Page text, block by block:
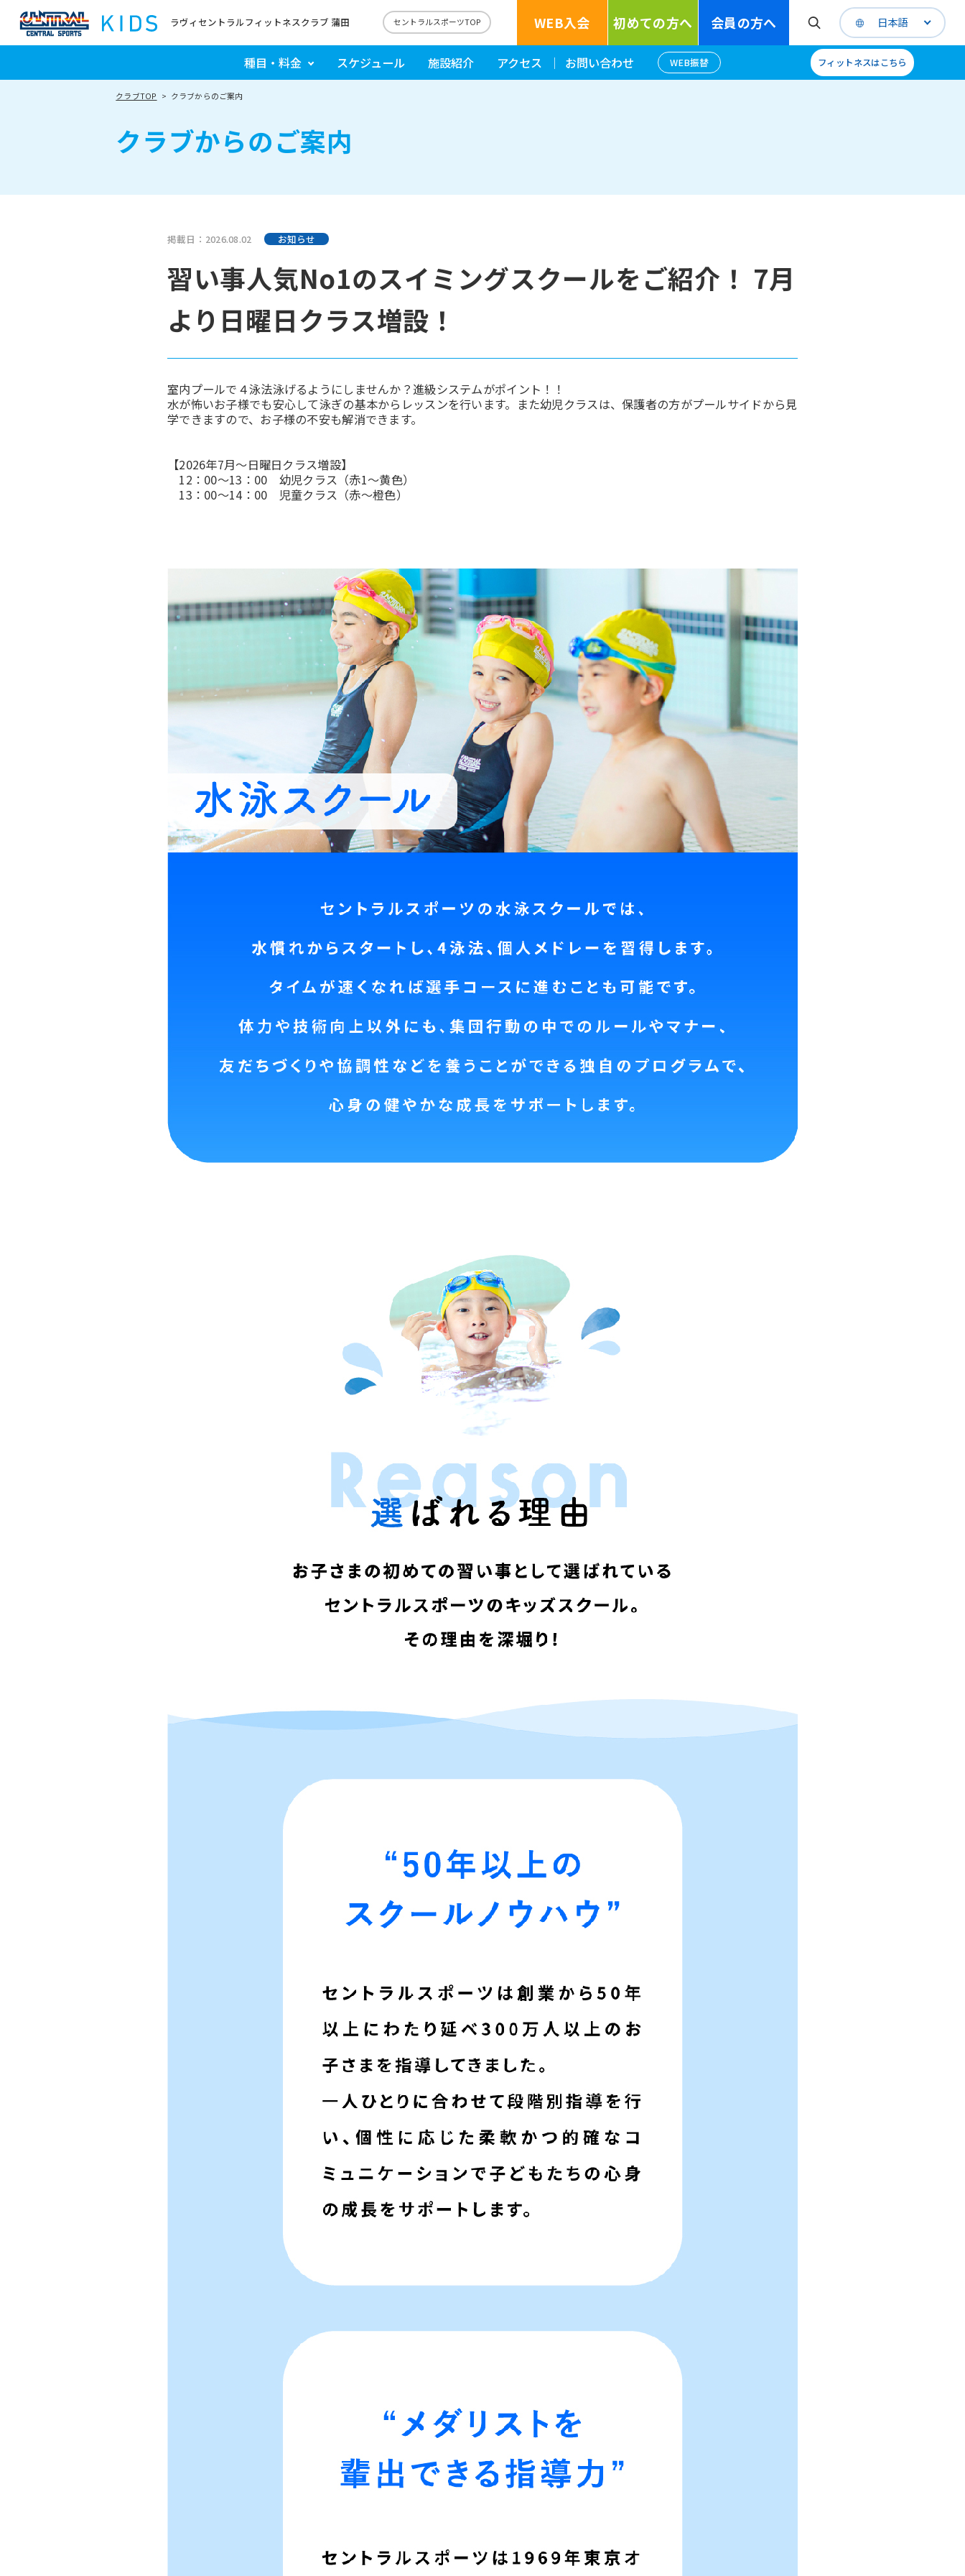
ラヴィセントラルフィットネスクラブ 蒲田 セントラルスポーツTOP WEB入会 初めての方へ 会員の方へ 日本語
種目・料金 スケジュール 施設紹介 アクセス お問い合わせ WEB振替 フィットネスはこちら
クラブTOP クラブからのご案内
クラブからのご案内
掲載日：2026.08.02 お知らせ
習い事人気No1のスイミングスクールをご紹介！ 7月
より日曜日クラス増設！
室内プールで４泳法泳げるようにしませんか？進級システムがポイント！！
水が怖いお子様でも安心して泳ぎの基本からレッスンを行います。また幼児クラスは、保護者の方がプールサイドから見
学できますので、お子様の不安も解消できます。
【2026年7月～日曜日クラス増設】
12：00～13：00 幼児クラス（赤1～黄色）
13：00～14：00 児童クラス（赤～橙色）
For foreigners
English. Click the link below (start
automatic translation) to return to
the top page.
However, if you use an automatic
translation service, the Japanese
version of this website will be
original content. We ask that you
fully understand this before using
Automatic translation start